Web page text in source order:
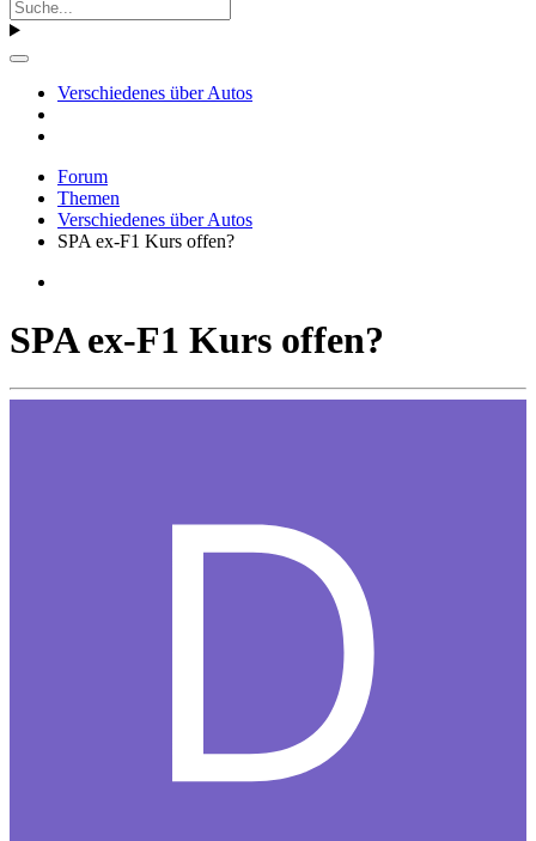
Verschiedenes über Autos
Forum
Themen
Verschiedenes über Autos
SPA ex-F1 Kurs offen?
SPA ex-F1 Kurs offen?